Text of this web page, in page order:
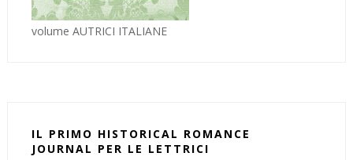
volume AUTRICI ITALIANE
IL PRIMO HISTORICAL ROMANCE
JOURNAL PER LE LETTRICI